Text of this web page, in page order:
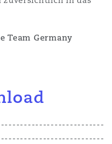
Team Germany